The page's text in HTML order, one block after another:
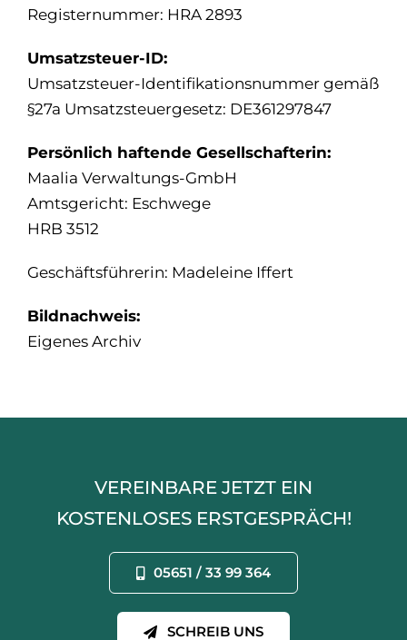
Registernummer: HRA 2893
Umsatzsteuer-ID:
Umsatzsteuer-Identifikationsnummer gemäß
§27a Umsatzsteuergesetz: DE361297847
Persönlich haftende Gesellschafterin:
Maalia Verwaltungs-GmbH
Amtsgericht: Eschwege
HRB 3512
Geschäftsführerin: Madeleine Iffert
Bildnachweis:
Eigenes Archiv
VEREINBARE JETZT EIN
KOSTENLOSES ERSTGESPRÄCH!
05651 / 33 99 364
SCHREIB UNS